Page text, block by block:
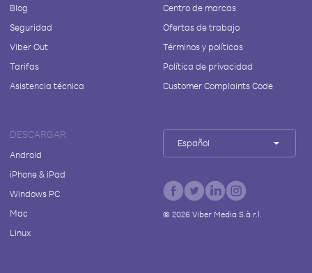
Blog
Seguridad
Viber Out
Tarifas
Asistencia técnica
Centro de marcas
Ofertas de trabajo
Términos y políticas
Política de privacidad
Customer Complaints Code
DESCARGAR
Android
iPhone & iPad
Windows PC
Mac
Linux
Español
© 2026Viber Media S.à r.l.